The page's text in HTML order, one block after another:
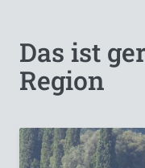
Das ist
Region